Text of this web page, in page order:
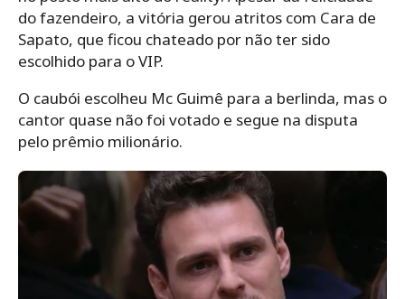
do fazendeiro, a vitória gerou atritos com Cara de
Sapato, que ficou chateado por não ter sido
escolhido para o VIP.
O caubói escolheu Mc Guimê para a berlinda, mas o
cantor quase não foi votado e segue na disputa
pelo prêmio milionário.